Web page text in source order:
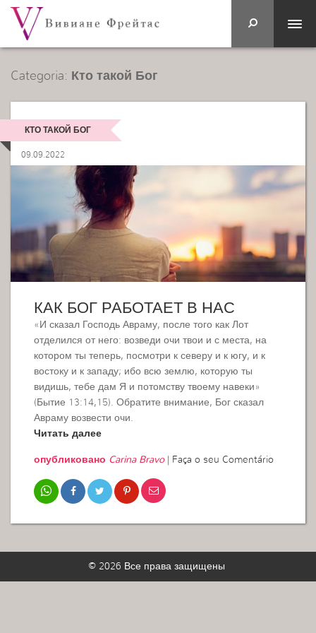
Categoria: Кто такой Бог
КТО ТАКОЙ БОГ
09.09.2022
КАК БОГ РАБОТАЕТ В НАС
«И сказал Господь Авраму, после того как Лот
отделился от него: возведи очи твои и с места, на
котором ты теперь, посмотри к северу и к югу, и к
востоку и к западу; ибо всю землю, которую ты
видишь, тебе дам Я и потомству твоему навеки»
(Бытие 13:14,15). Обратите внимание, Бог сказал
Авраму возвести очи.
Читать далее
опубликовано Carina Bravo| Faça o seu Comentário
© 2026 Все права защищены